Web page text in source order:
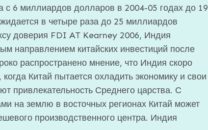
с 6 миллиардов долларов в 2004-05 годах до 19
в четыре раза до 25 миллиардов
доверия FDI AT Kearney 2006, Индия
направлением китайских инвестиций после
распространено мнение, что Индия скоро
Китай пытается охладить экономику и свои
привлекательность Среднего царства. С
на землю в восточных регионах Китай может
производственного центра. Индия